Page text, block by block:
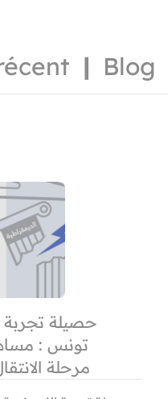
Blog
|
حصيلة تجربة
تونس :
مرحلة